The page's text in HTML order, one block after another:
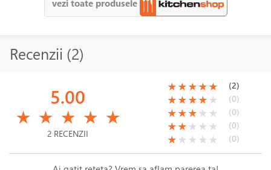
vezi toate produsele
Recenzii (2)
5.00
★ ★ ★ ★ ★
2 RECENZII
(*)
★(*)
★(*)
★(*)
★(*)
★ (2)
(*)
★(*)
★(*)
★(*)
★( )
★ (0)
(*)
★(*)
★(*)
★( )
★ ( )
★ (0)
(*)
★(*)
★( )
★ ( )
★ ( )
★ (0)
(*)
★( )
★ ( )
★ ( )
★ ( )
★ (0)